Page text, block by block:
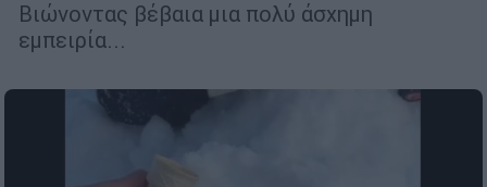
Βιώνοντας βέβαια μια πολύ άσχημη
εμπειρία...